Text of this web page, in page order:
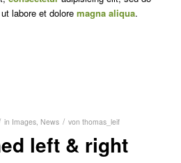
labore et dolore magna aliqua.
in Images, News / von thomas_leif
left & right